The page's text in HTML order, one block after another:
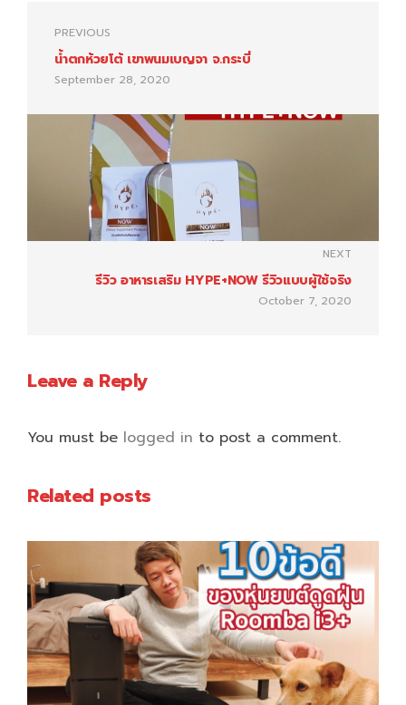
PREVIOUS
น้ำตกห้วยโต้ เขาพนมเบญจา จ.กระบี่
September 28, 2020
NEXT
รีวิว อาหารเสริม HYPE+NOW รีวิวแบบผู้ใช้จริง
October 7, 2020
Leave a Reply
You must be logged in to post a comment.
Related posts